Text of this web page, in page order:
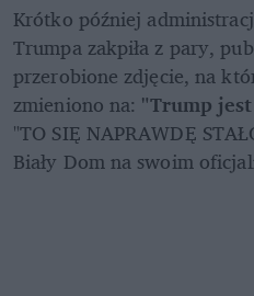
Krótko później
Trumpa zakpiła z pary,
przerobione zdjęcie, na
zmieniono na: "Trump
"TO SIĘ NAPRAWDĘ
Biały Dom na swoim